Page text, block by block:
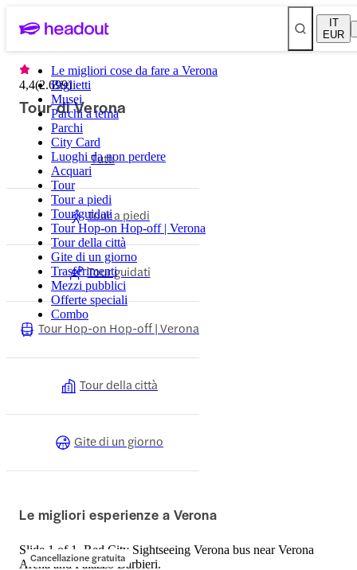
IT
EUR
Le migliori cose da fare a Verona
Biglietti
Musei
Parchi a tema
Parchi
City Card
Luoghi da non perdere
Acquari
Tour
Tour a piedi
Tour guidati
Tour Hop-on Hop-off | Verona
Tour della città
Gite di un giorno
Trasferimenti
Mezzi pubblici
Offerte speciali
Combo
4,4(2.699)
Tour di Verona
Tutti
Tour a piedi
Tour guidati
Tour Hop-on Hop-off | Verona
Tour della città
Gite di un giorno
Le migliori esperienze a Verona
Cancellazione gratuita
Slide 1 of 1, Red City Sightseeing Verona bus near Verona
Arena and Palazzo Barbieri.